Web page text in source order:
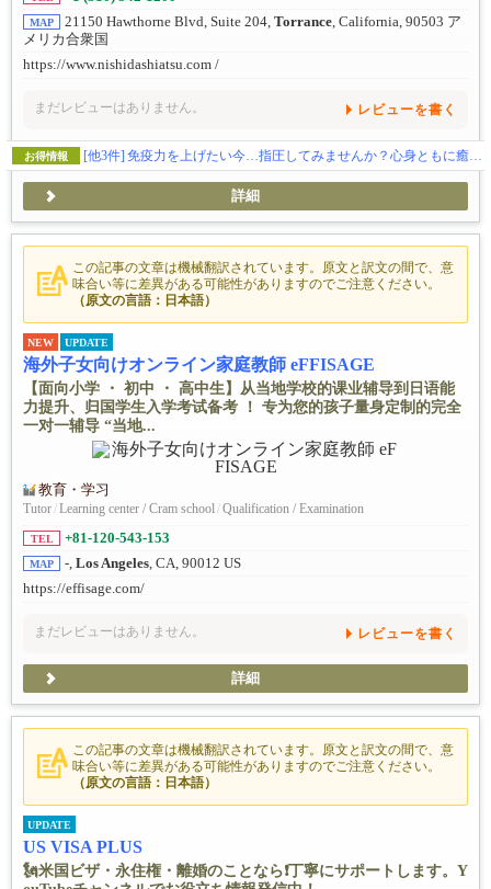
MAP 21150 Hawthorne Blvd, Suite 204, Torrance, California, 90503 ア
メリカ合衆国
https://www.nishidashiatsu.com /
まだレビューはありません。 レビューを書く
お得情報 [他3件] 免疫力を上げたい今…指圧してみませんか？心身ともに癒されてみたい方、ぜひお試ください。指圧の効果を実感してください！
詳細
この記事の文章は機械翻訳されています。原文と訳文の間で、意
味合い等に差異がある可能性がありますのでご注意ください。
（原文の言語：日本語）
NEW UPDATE
海外子女向けオンライン家庭教師 eFFISAGE
【面向小学 ・ 初中 ・ 高中生】从当地学校的课业辅导到日语能
力提升、归国学生入学考试备考 ！ 专为您的孩子量身定制的完全
一对一辅导 “当地...
教育・学习
Tutor/Learning center / Cram school/Qualification / Examination
TEL +81-120-543-153
MAP -, Los Angeles, CA, 90012 US
https://effisage.com/
まだレビューはありません。 レビューを書く
詳細
この記事の文章は機械翻訳されています。原文と訳文の間で、意
味合い等に差異がある可能性がありますのでご注意ください。
（原文の言語：日本語）
UPDATE
US VISA PLUS
🗽米国ビザ・永住権・離婚のことなら❗️丁寧にサポートします。Y